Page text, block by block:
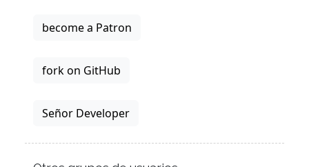
become a Patron
fork on GitHub
Señor Developer